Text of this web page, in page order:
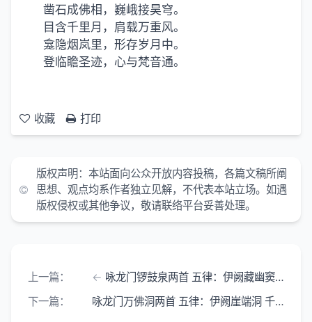
凿石成佛相，巍峨接昊穹。
目含千里月，肩载万重风。
龛隐烟岚里，形存岁月中。
登临瞻圣迹，心与梵音通。
收藏 打印
版权声明：本站面向公众开放内容投稿，各篇文稿所阐
思想、观点均系作者独立见解，不代表本站立场。如遇
版权侵权或其他争议，敬请联络平台妥善处理。
上一篇：
咏龙门锣鼓泉两首 五律：伊阙藏幽窦 泉声若鼓锣 河北 刘健
下一篇：
咏龙门万佛洞两首 五律：伊阙崖端洞 千龛佛影稠 河北 刘健